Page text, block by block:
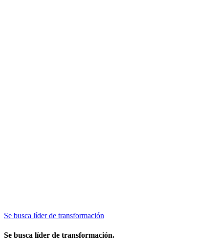
Se busca líder de transformación
Se busca líder de transformación.